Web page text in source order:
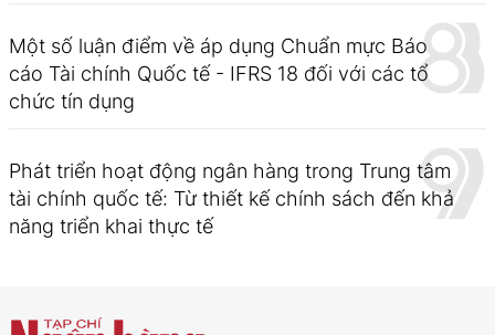
Một số luận điểm về áp dụng Chuẩn mực Báo
cáo Tài chính Quốc tế - IFRS 18 đối với các tổ
chức tín dụng
Phát triển hoạt động ngân hàng trong Trung tâm
tài chính quốc tế: Từ thiết kế chính sách đến khả
năng triển khai thực tế